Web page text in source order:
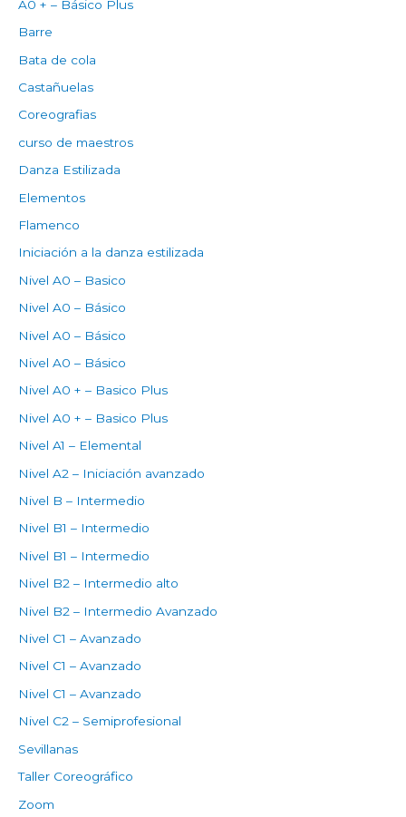
A0 + – Básico Plus
Barre
Bata de cola
Castañuelas
Coreografias
curso de maestros
Danza Estilizada
Elementos
Flamenco
Iniciación a la danza estilizada
Nivel A0 – Basico
Nivel A0 – Básico
Nivel A0 – Básico
Nivel A0 – Básico
Nivel A0 + – Basico Plus
Nivel A0 + – Basico Plus
Nivel A1 – Elemental
Nivel A2 – Iniciación avanzado
Nivel B – Intermedio
Nivel B1 – Intermedio
Nivel B1 – Intermedio
Nivel B2 – Intermedio alto
Nivel B2 – Intermedio Avanzado
Nivel C1 – Avanzado
Nivel C1 – Avanzado
Nivel C1 – Avanzado
Nivel C2 – Semiprofesional
Sevillanas
Taller Coreográfico
Zoom